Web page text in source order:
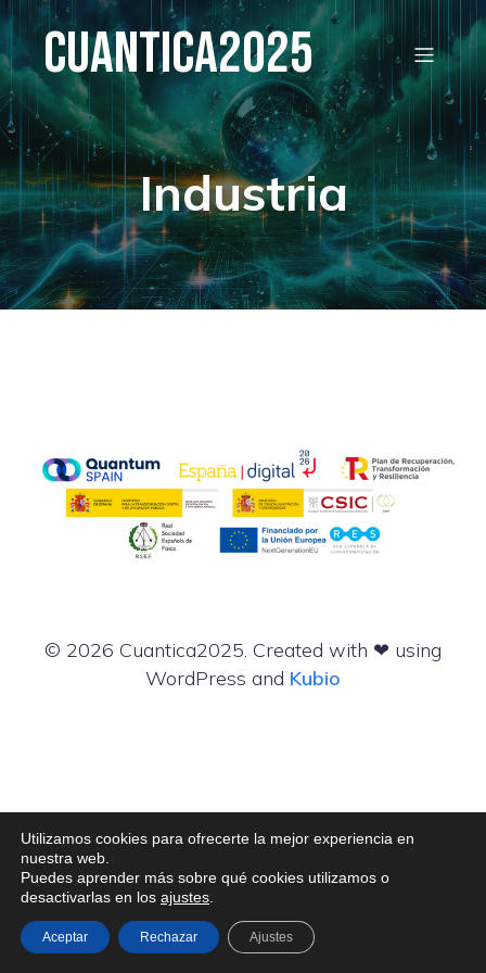
Cuantica2025
Industria
© 2026 Cuantica2025. Created with ❤ using
WordPress and Kubio
Utilizamos cookies para ofrecerte la mejor experiencia en
nuestra web.
Puedes aprender más sobre qué cookies utilizamos o
desactivarlas en los ajustes
Aceptar Rechazar Ajustes